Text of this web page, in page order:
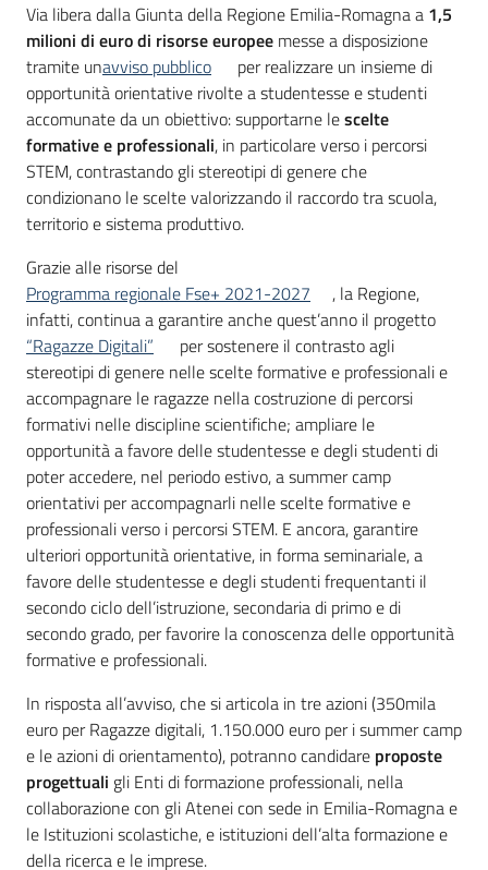
Via libera dalla Giunta della Regione Emilia-Romagna a 1,5
milioni di euro di risorse europee messe a disposizione
tramite unavviso pubblico
per realizzare un insieme di
opportunità orientative rivolte a studentesse e studenti
accomunate da un obiettivo: supportarne lescelte
formative e professionali, in particolare verso i percorsi
STEM, contrastando gli stereotipi di genere che
condizionano le scelte valorizzando il raccordo tra scuola,
territorio e sistema produttivo.
Grazie alle risorse del
Programma regionale Fse+ 2021-2027
, la Regione,
infatti, continua a garantire anche quest’anno il progetto
“Ragazze Digitali”
per sostenere il contrasto agli
stereotipi di genere nelle scelte formative e professionali e
accompagnare le ragazze nella costruzione di percorsi
formativi nelle discipline scientifiche; ampliare le
opportunità a favore delle studentesse e degli studenti di
poter accedere, nel periodo estivo, a summer camp
orientativi per accompagnarli nelle scelte formative e
professionali verso i percorsi STEM. E ancora, garantire
ulteriori opportunità orientative, in forma seminariale, a
favore delle studentesse e degli studenti frequentanti il
secondo ciclo dell’istruzione, secondaria di primo e di
secondo grado, per favorire la conoscenza delle opportunità
formative e professionali.
In risposta all’avviso, che si articola in tre azioni (350mila
euro per Ragazze digitali, 1.150.000 euro per i summer camp
e le azioni di orientamento), potranno candidare proposte
progettuali gli Enti di formazione professionali, nella
collaborazione con gli Atenei con sede in Emilia-Romagna e
le Istituzioni scolastiche, e istituzioni dell’alta formazione e
della ricerca e le imprese.